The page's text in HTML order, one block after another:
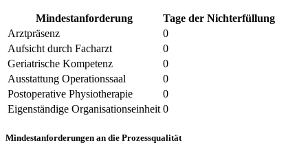
Mindestanforderung
Tage der Nichterfüllung
Arztpräsenz
0
Aufsicht durch Facharzt
0
Geriatrische Kompetenz
0
Ausstattung Operationssaal
0
Postoperative Physiotherapie
0
Eigenständige Organisationseinheit 0
Mindestanforderungen an die Prozessqualität